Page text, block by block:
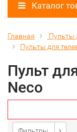
Каталог
Главная
Пульты
Пульты для
Пульт
Neco